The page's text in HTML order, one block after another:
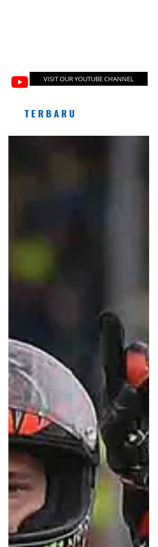
VISIT OUR YOUTUBE CHANNEL
T E R B A R U